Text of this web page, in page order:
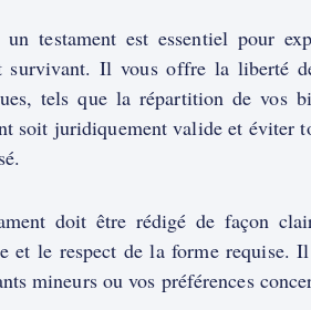
un testament est essentiel pour
survivant. Il vous offre la liberté
tels que la répartition de vos
soit juridiquement valide et éviter
doit être rédigé de façon
et le respect de la forme requise.
mineurs ou vos préférences